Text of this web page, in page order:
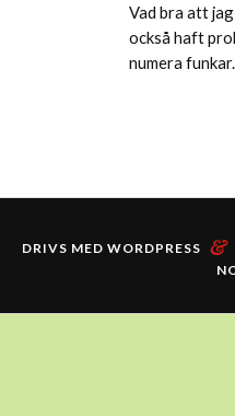
Vad bra att
också haft
numera
DRIVS MED WORDPRESS &